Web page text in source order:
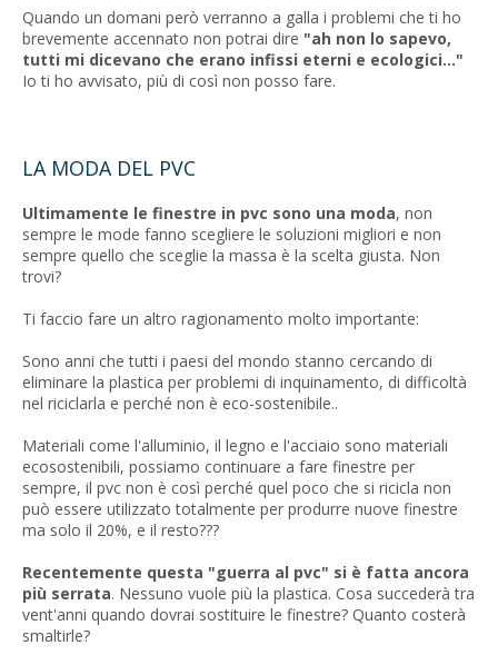
Quando un domani però verranno a galla i problemi che ti ho
brevemente accennato non potrai dire "ah non lo sapevo,
tutti mi dicevano che erano infissi eterni e ecologici..."
Io ti ho avvisato, più di così non posso fare.
LA MODA DEL PVC
Ultimamente le finestre in pvc sono una moda, non
sempre le mode fanno scegliere le soluzioni migliori e non
sempre quello che sceglie la massa è la scelta giusta. Non
trovi?
Ti faccio fare un altro ragionamento molto importante:
Sono anni che tutti i paesi del mondo stanno cercando di
eliminare la plastica per problemi di inquinamento, di difficoltà
nel riciclarla e perché non è eco-sostenibile..
Materiali come l'alluminio, il legno e l'acciaio sono materiali
ecosostenibili, possiamo continuare a fare finestre per
sempre, il pvc non è così perché quel poco che si ricicla non
può essere utilizzato totalmente per produrre nuove finestre
ma solo il 20%, e il resto???
Recentemente questa "guerra al pvc" si è fatta ancora
più serrata. Nessuno vuole più la plastica. Cosa succederà tra
vent'anni quando dovrai sostituire le finestre? Quanto costerà
smaltirle?